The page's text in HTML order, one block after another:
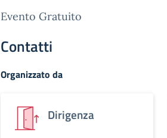
Evento Gratuito
Contatti
Organizzato da
Dirigenza